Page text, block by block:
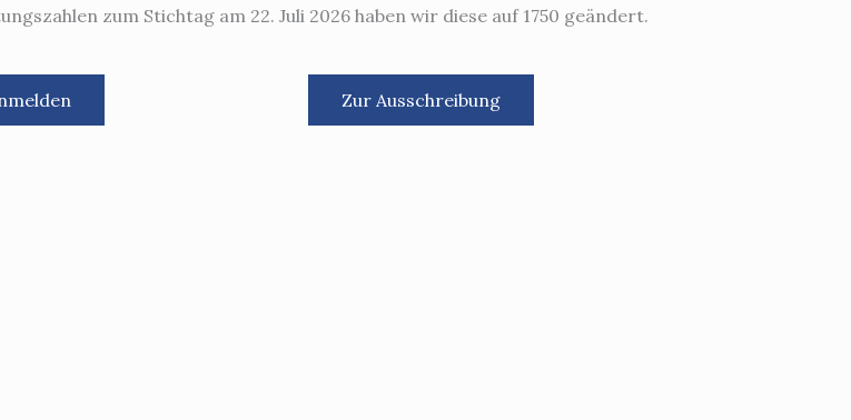
zum Stichtag am 22. Juli 2026 haben wir diese auf 1750 geändert.
Zur Ausschreibung